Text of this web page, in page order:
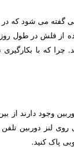
می شود که در
از فلش در طول
که با
وجود دارند از بین
لنز دوربین
پاک کنید.